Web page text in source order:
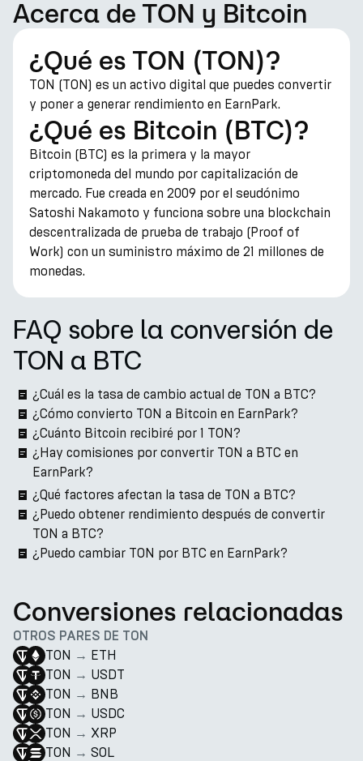
Acerca de TON y Bitcoin
¿Qué es TON (TON)?
TON (TON) es un activo digital que puedes convertir
y poner a generar rendimiento en EarnPark.
¿Qué es Bitcoin (BTC)?
Bitcoin (BTC) es la primera y la mayor
criptomoneda del mundo por capitalización de
mercado. Fue creada en 2009 por el seudónimo
Satoshi Nakamoto y funciona sobre una blockchain
descentralizada de prueba de trabajo (Proof of
Work) con un suministro máximo de 21 millones de
monedas.
FAQ sobre la conversión de
TON a BTC
¿Cuál es la tasa de cambio actual de TON a BTC?
¿Cómo convierto TON a Bitcoin en EarnPark?
¿Cuánto Bitcoin recibiré por 1 TON?
¿Hay comisiones por convertir TON a BTC en
EarnPark?
¿Qué factores afectan la tasa de TON a BTC?
¿Puedo obtener rendimiento después de convertir
TON a BTC?
¿Puedo cambiar TON por BTC en EarnPark?
Conversiones relacionadas
OTROS PARES DE TON
TON → ETH
TON → USDT
TON → BNB
TON → USDC
TON → XRP
TON → SOL